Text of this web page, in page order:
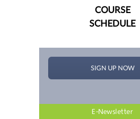
COURSE
SCHEDULE
E-Newsletter